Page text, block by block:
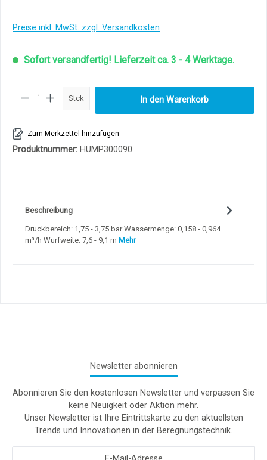
Preise inkl. MwSt. zzgl. Versandkosten
Sofort versandfertig! Lieferzeit ca. 3 - 4 Werktage.
Produkt Anzahl: Gib den gewünschten
Stck In den Warenkorb
Zum Merkzettel hinzufügen
Produktnummer: HUMP300090
Beschreibung
Druckbereich: 1,75 - 3,75 bar Wassermenge: 0,158 - 0,964
m³/h Wurfweite: 7,6 - 9,1 m Mehr
Newsletter abonnieren
Abonnieren Sie den kostenlosen Newsletter und verpassen Sie
keine Neuigkeit oder Aktion mehr.
Unser Newsletter ist Ihre Eintrittskarte zu den aktuellsten
Trends und Innovationen in der Beregnungstechnik.